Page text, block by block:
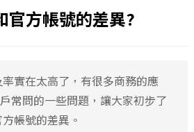
官方帳號的差異?
實在太高了，有很多商務的應
常問的一些問題，讓大家初步了
帳號的差異。